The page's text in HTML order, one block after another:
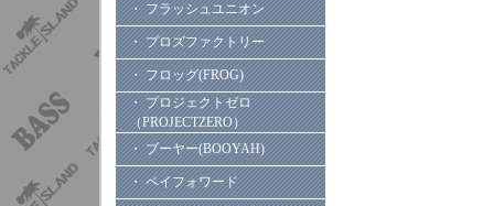
・ フラッシュユニオン
・ プロズファクトリー
・ フロッグ(FROG)
・ プロジェクトゼロ
（PROJECTZERO）
・ ブーヤー(BOOYAH)
・ ペイフォワード